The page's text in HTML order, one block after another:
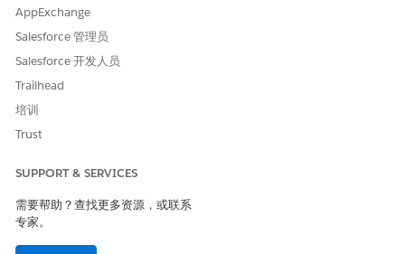
AppExchange
Salesforce 管理员
Salesforce 开发人员
Trailhead
培训
Trust
SUPPORT & SERVICES
需要帮助？查找更多资源，或联系
专家。